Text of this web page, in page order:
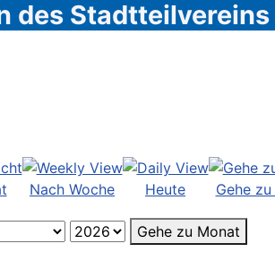
des
Nach Woche Heute Gehe
Gehe zu Monat